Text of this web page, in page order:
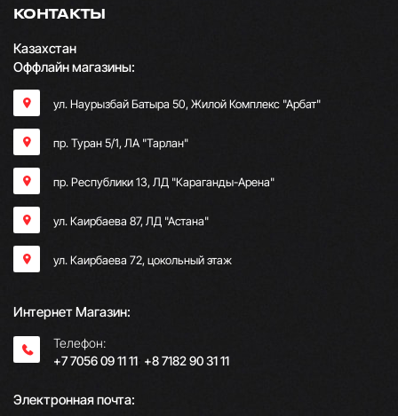
КОНТАКТЫ
Казахстан
Оффлайн магазины:
ул. Наурызбай Батыра 50, Жилой Комплекс "Арбат"
пр. Туран 5/1, ЛА "Тарлан"
пр. Республики 13, ​ЛД "Караганды-Арена"
ул. Каирбаева 87, ЛД "Астана"
ул. Каирбаева 72, цокольный этаж
Интернет Магазин:
Телефон:
+7 7056 09 11 11; +8 7182 90 31 11
Электронная почта: